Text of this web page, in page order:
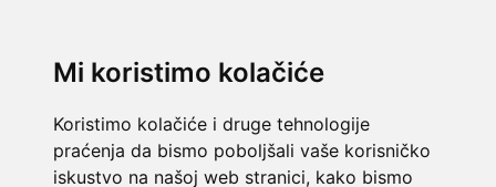
Mi koristimo kolačiće
Koristimo kolačiće i druge tehnologije
praćenja da bismo poboljšali vaše korisničko
iskustvo na našoj web stranici, kako bismo